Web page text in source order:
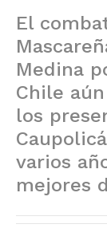
El
Medina
Chile
los
varios
mejores